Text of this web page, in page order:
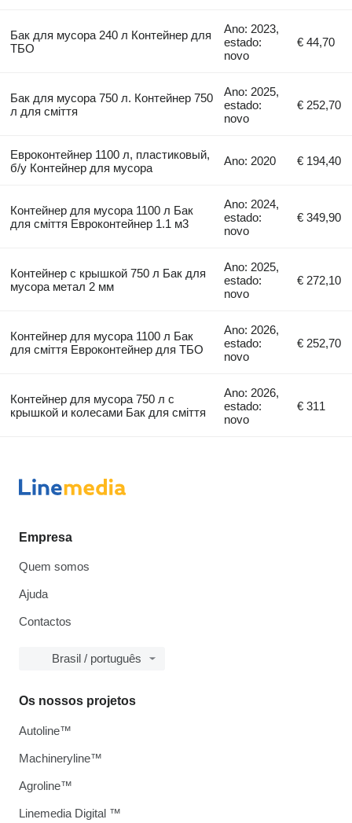
Бак для мусора 240 л Контейнер для
ТБО
Ano: 2023,
estado:
novo
€ 44,70
Бак для мусора 750 л. Контейнер 750
л для сміття
Ano: 2025,
estado:
novo
€ 252,70
Евроконтейнер 1100 л, пластиковый,
б/у Контейнер для мусора
Ano: 2020 € 194,40
Контейнер для мусора 1100 л Бак
для сміття Евроконтейнер 1.1 м3
Ano: 2024,
estado:
novo
€ 349,90
Контейнер с крышкой 750 л Бак для
мусора метал 2 мм
Ano: 2025,
estado:
novo
€ 272,10
Контейнер для мусора 1100 л Бак
для сміття Евроконтейнер для ТБО
Ano: 2026,
estado:
novo
€ 252,70
Контейнер для мусора 750 л с
крышкой и колесами Бак для сміття
Ano: 2026,
estado:
novo
€ 311
Empresa
Quem somos
Ajuda
Contactos
Brasil / português
Os nossos projetos
Autoline™
Machineryline™
Agroline™
Linemedia Digital ™